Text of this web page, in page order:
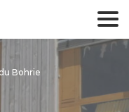
Bohrie